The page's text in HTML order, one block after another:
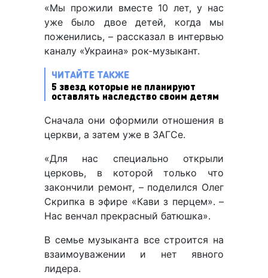
«Мы прожили вместе 10 лет, у нас
уже было двое детей, когда мы
поженились, – рассказал в интервью
каналу «Украина» рок-музыкант.
ЧИТАЙТЕ ТАКЖЕ
5 звезд которые не планируют
оставлять наследство своим детям
Сначала они оформили отношения в
церкви, а затем уже в ЗАГСе.
«Для нас специально открыли
церковь, в которой только что
закончили ремонт, – поделился Олег
Скрипка в эфире «Кави з перцем». –
Нас венчал прекрасный батюшка».
В семье музыканта все строится на
взаимоуважении и нет явного
лидера.